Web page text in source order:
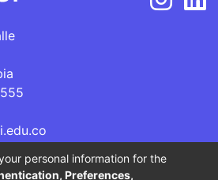
es una Institución de Educación
personal information for the
Preferences,